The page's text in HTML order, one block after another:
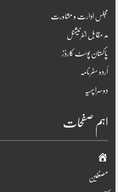
مجلس ادارت و مشاورت
مد مقابل انٹرنیشنل
پاکستان پوسٹ کارڈز
اُردو سفرنامہ
دوسرا پہیہ
اہم صفحات
صفحہ
اوّل
مصنفین